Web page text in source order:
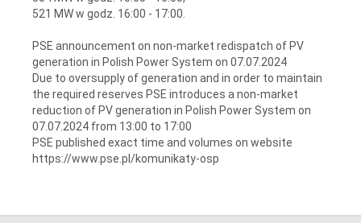
521 MW w godz. 16:00 - 17:00.
PSE announcement on non-market redispatch of PV
generation in Polish Power System on 07.07.2024
Due to oversupply of generation and in order to maintain
the required reserves PSE introduces a non-market
reduction of PV generation in Polish Power System on
07.07.2024 from 13:00 to 17:00
PSE published exact time and volumes on website
https://www.pse.pl/komunikaty-osp